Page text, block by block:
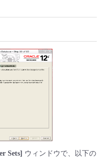
Sets] ウィンドウで、以下の